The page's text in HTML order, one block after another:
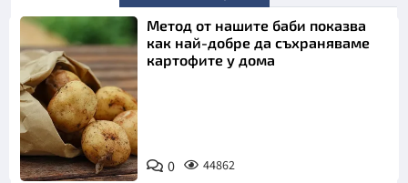
Email
Коментар*
Снимка:
Пиксабей
Метод от нашите баби показва
как най-добре да съхраняваме
картофите у дома
0 44862